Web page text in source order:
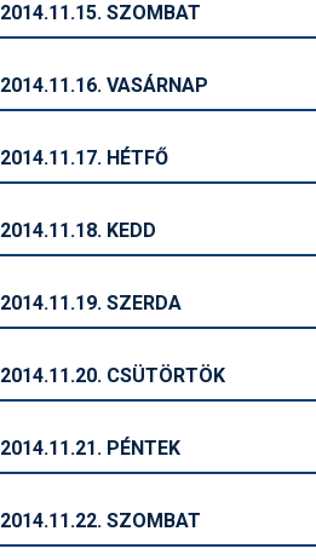
2014.11.15. SZOMBAT
2014.11.16. VASÁRNAP
2014.11.17. HÉTFŐ
2014.11.18. KEDD
2014.11.19. SZERDA
2014.11.20. CSÜTÖRTÖK
2014.11.21. PÉNTEK
2014.11.22. SZOMBAT